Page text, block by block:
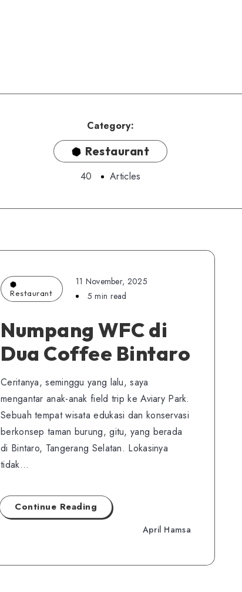
Category:
Restaurant
40 Articles
Restaurant
11 November, 2025
5 min read
Numpang WFC di
Dua Coffee Bintaro
Ceritanya, seminggu yang lalu, saya
mengantar anak-anak field trip ke Aviary Park.
Sebuah tempat wisata edukasi dan konservasi
berkonsep taman burung, gitu, yang berada
di Bintaro, Tangerang Selatan. Lokasinya
tidak…
Continue Reading
April Hamsa